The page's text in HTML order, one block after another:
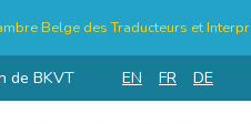
Belge des Traducteurs et
de BKVT EN FR DE